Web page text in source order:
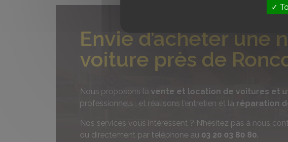
Envie d’acheter une
voiture près de
Nous proposons la vente et location de voitures et
professionnels ; et réalisons l’entretien et la réparation
Nos services vous intéressent ? N’hésitez pas à nous
ou directement par téléphone au 03 20 03 80 80.